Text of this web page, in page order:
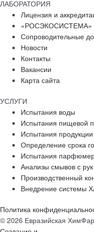
ЛАБОРАТОРИЯ
Лицензия и
«РОСЭКОСИСТЕМА»
Сопроводительные
Новости
Контакты
Вакансии
Карта сайта
УСЛУГИ
Испытания воды
Испытания пищевой
Испытания
Определение срока
Испытания
Анализы смывов с
Производственный
Внедрение системы
Политика
© 2026 Евразийская